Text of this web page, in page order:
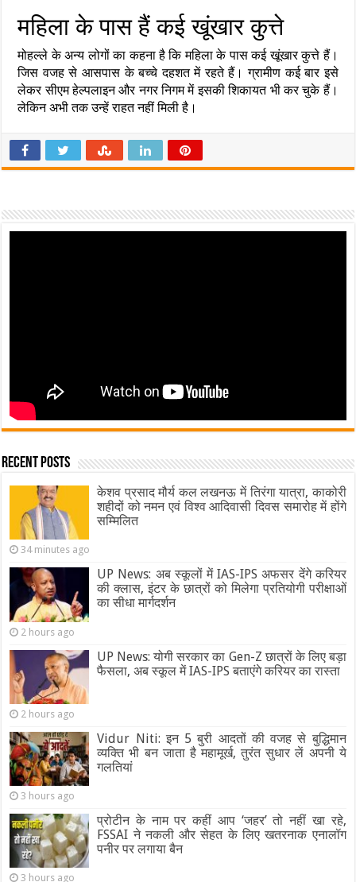
महिला के पास हैं कई खूंखार कुत्ते
मोहल्ले के अन्य लोगों का कहना है कि महिला के पास कई खूंखार कुत्ते हैं।
जिस वजह से आसपास के बच्चे दहशत में रहते हैं। ग्रामीण कई बार इसे
लेकर सीएम हेल्पलाइन और नगर निगम में इसकी शिकायत भी कर चुके हैं।
लेकिन अभी तक उन्हें राहत नहीं मिली है।
Recent Posts
केशव प्रसाद मौर्य कल लखनऊ में तिरंगा यात्रा, काकोरी
शहीदों को नमन एवं विश्व आदिवासी दिवस समारोह में होंगे
सम्मिलित
34 minutes ago
UP News: अब स्कूलों में IAS-IPS अफसर देंगे करियर
की क्लास, इंटर के छात्रों को मिलेगा प्रतियोगी परीक्षाओं
का सीधा मार्गदर्शन
2 hours ago
UP News: योगी सरकार का Gen-Z छात्रों के लिए बड़ा
फैसला, अब स्कूल में IAS-IPS बताएंगे करियर का रास्ता
2 hours ago
Vidur Niti: इन 5 बुरी आदतों की वजह से बुद्धिमान
व्यक्ति भी बन जाता है महामूर्ख, तुरंत सुधार लें अपनी ये
गलतियां
3 hours ago
प्रोटीन के नाम पर कहीं आप ‘जहर’ तो नहीं खा रहे,
FSSAI ने नकली और सेहत के लिए खतरनाक एनालॉग
पनीर पर लगाया बैन
3 hours ago